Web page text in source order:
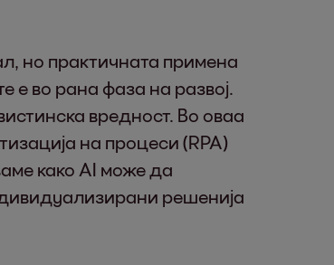
но практичната примена
е во рана фаза на развој.
вредност. Во оваа
на процеси (RPA)
како AI може да
решенија